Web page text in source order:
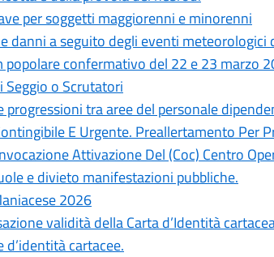
per soggetti maggiorenni e minorenni
danni a seguito degli eventi
popolare confermativo del 22 e 23 marzo
Seggio o Scrutatori
progressioni tra aree del personale
E Urgente. Preallertamento Per
Attivazione Del (Coc) Centro
e divieto manifestazioni pubbliche.
2026
validità della Carta d’Identità
cartacee.